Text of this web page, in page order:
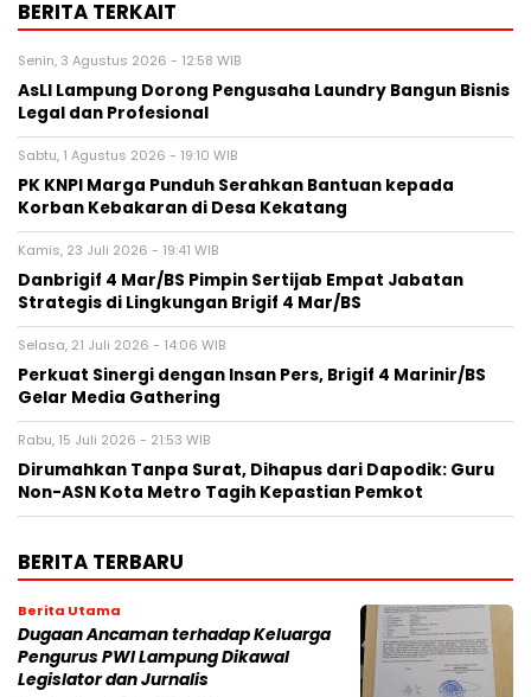
BERITA TERKAIT
Senin, 3 Agustus 2026 - 12:58 WIB
AsLI Lampung Dorong Pengusaha Laundry Bangun Bisnis
Legal dan Profesional
Sabtu, 1 Agustus 2026 - 19:10 WIB
PK KNPI Marga Punduh Serahkan Bantuan kepada
Korban Kebakaran di Desa Kekatang
Kamis, 23 Juli 2026 - 19:41 WIB
Danbrigif 4 Mar/BS Pimpin Sertijab Empat Jabatan
Strategis di Lingkungan Brigif 4 Mar/BS
Selasa, 21 Juli 2026 - 14:06 WIB
Perkuat Sinergi dengan Insan Pers, Brigif 4 Marinir/BS
Gelar Media Gathering
Rabu, 15 Juli 2026 - 21:53 WIB
Dirumahkan Tanpa Surat, Dihapus dari Dapodik: Guru
Non-ASN Kota Metro Tagih Kepastian Pemkot
BERITA TERBARU
Berita Utama
Dugaan Ancaman terhadap Keluarga
Pengurus PWI Lampung Dikawal
Legislator dan Jurnalis